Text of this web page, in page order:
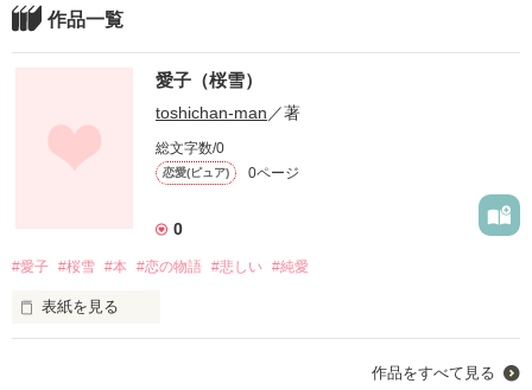
作品一覧
愛子（桜雪）
toshichan-man ／著
総文字数/0
恋愛(ピュア) 0ページ
0
#愛子 #桜雪 #本 #恋の物語 #悲しい #純愛
表紙を見る
僕は愛子の手紙をほとんどすべて捨てちまったこと、胸元が
作品をすべて見る